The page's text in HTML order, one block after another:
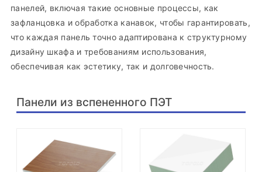
панелей, включая такие основные процессы, как
зафланцовка и обработка канавок, чтобы гарантировать,
что каждая панель точно адаптирована к структурному
дизайну шкафа и требованиям использования,
обеспечивая как эстетику, так и долговечность.
Панели из вспененного ПЭТ